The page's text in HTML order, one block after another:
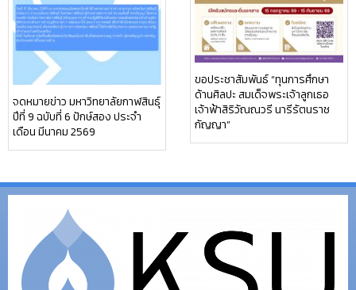
จดหมายข่าว มหาวิทยาลัยกาฬสินธุ์
ปีที่ 9 ฉบับที่ 6 ปักษ์สอง ประจำ
เดือน มีนาคม 2569
ขอประชาสัมพันธ์ “ทุนการศึกษา
ด้านศิลปะ สมเด็จพระเจ้าลูกเธอ
เจ้าฟ้าสิริวัณณวรี นารีรัตนราช
กัญญา”